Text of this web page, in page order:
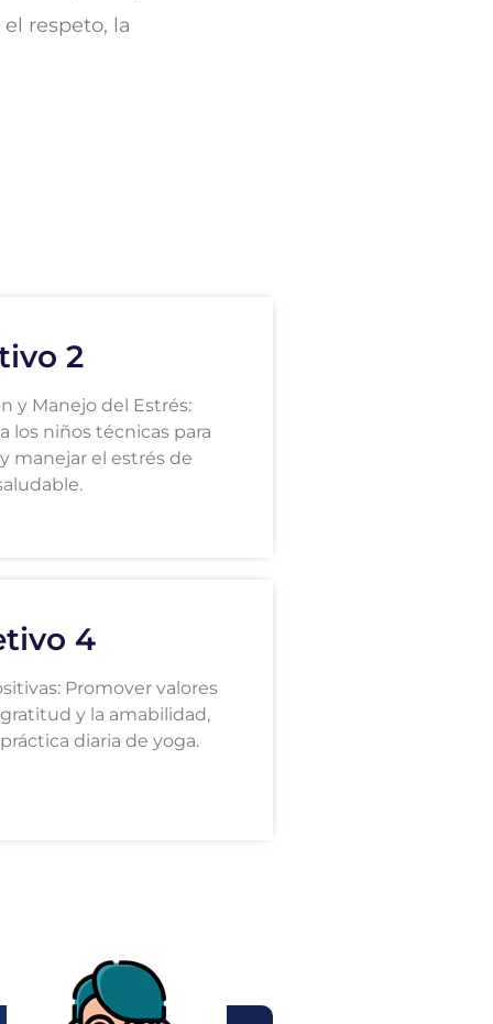
respeto, la
2
y Manejo del Estrés:
los niños técnicas para
manejar el estrés de
4
Promover valores
y la amabilidad,
diaria de yoga.